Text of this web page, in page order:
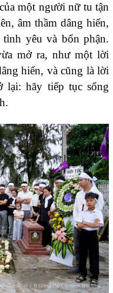
một người nữ tu tận
âm thầm dâng hiến,
yêu và bổn phận.
mở ra, như một lời
hiến, và cũng là lời
lại: hãy tiếp tục sống